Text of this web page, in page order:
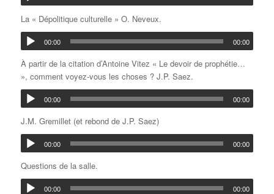
La « Dépolitique culturelle » O. Neveux.
00:00 00:00
À partir de la citation d’Antoine Vitez « Le devoir de prophétie…
», comment voyez-vous les choses ? J.P. Saez.
00:00 00:00
J.M. Gremillet (et rebond de J.P. Saez)
00:00 00:00
Questions de la salle.
00:00 00:00